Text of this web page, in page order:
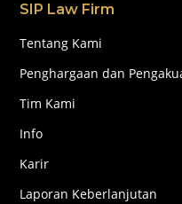
SIP Law Firm
Tentang Kami
Penghargaan dan
Tim Kami
Info
Karir
Laporan Keberlanjutan